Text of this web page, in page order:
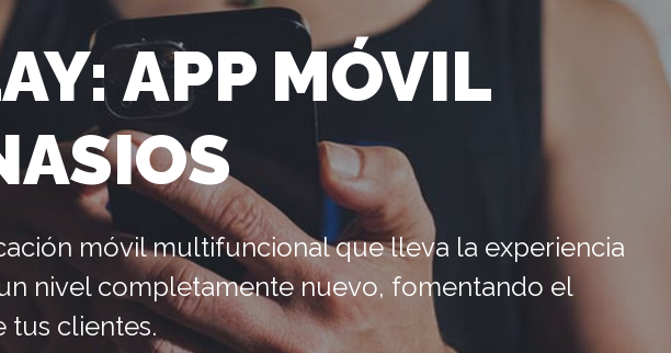
APP MÓVIL
móvil multifuncional que lleva la experiencia
nivel completamente nuevo, fomentando el
tus clientes.